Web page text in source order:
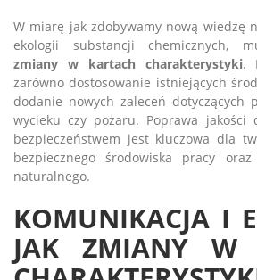
W miarę jak zdobywamy nową wiedzę
ekologii substancji chemicznych,
zmiany w kartach charakterystyki.
zarówno dostosowanie istniejących
dodanie nowych zaleceń dotyczących
wycieku czy pożaru. Poprawa jakości
bezpieczeństwem jest kluczowa dla
bezpiecznego środowiska pracy
naturalnego.
KOMUNIKACJA I
JAK ZMIANY W